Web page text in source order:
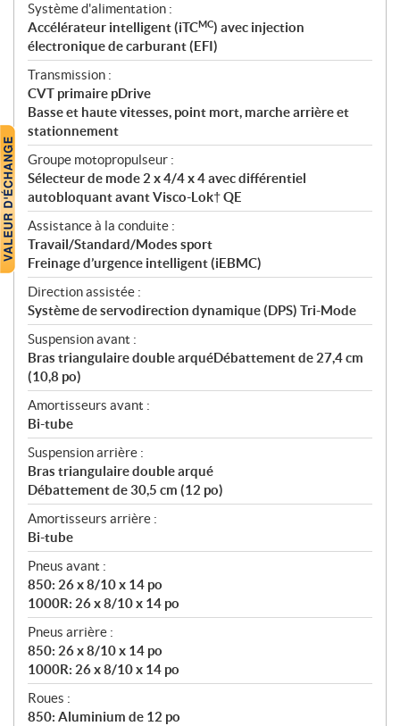
Système d'alimentation :
Accélérateur intelligent (iTCMC) avec injection
électronique de carburant (EFI)
Transmission :
CVT primaire pDrive
Basse et haute vitesses, point mort, marche arrière et
stationnement
Groupe motopropulseur :
Sélecteur de mode 2 x 4/4 x 4 avec différentiel
autobloquant avant Visco-Lok† QE
Assistance à la conduite :
Travail/Standard/Modes sport
Freinage d’urgence intelligent (iEBMC)
Direction assistée :
Système de servodirection dynamique (DPS) Tri-Mode
Suspension avant :
Bras triangulaire double arquéDébattement de 27,4 cm
(10,8 po)
Amortisseurs avant :
Bi-tube
Suspension arrière :
Bras triangulaire double arqué
Débattement de 30,5 cm (12 po)
Amortisseurs arrière :
Bi-tube
Pneus avant :
850: 26 x 8/10 x 14 po
1000R: 26 x 8/10 x 14 po
Pneus arrière :
850: 26 x 8/10 x 14 po
1000R: 26 x 8/10 x 14 po
Roues :
850: Aluminium de 12 po